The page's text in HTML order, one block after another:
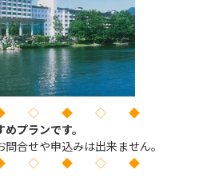
◇ ◆ ◇ ◆
プランです。
合せや申込みは出来ません。
◇ ◆ ◇ ◆